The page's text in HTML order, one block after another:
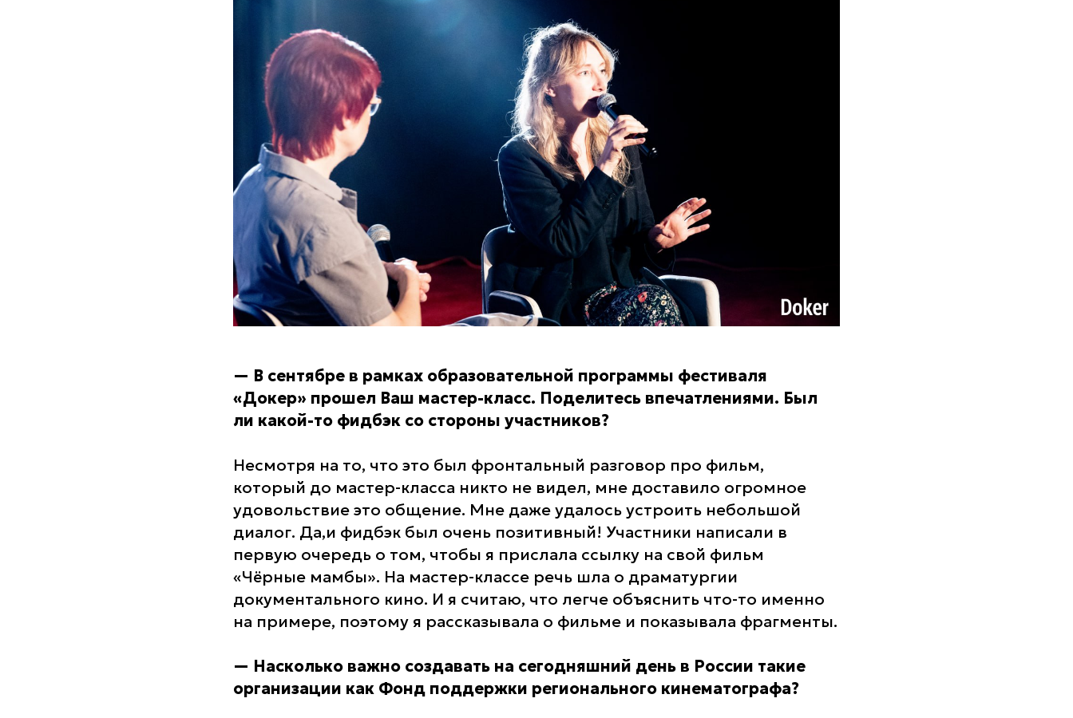
— В сентябре в рамках образовательной программы фестиваля
«Докер» прошел Ваш мастер-класс. Поделитесь впечатлениями. Был
ли какой-то фидбэк со стороны участников?
Несмотря на то, что это был фронтальный разговор про фильм,
который до мастер-класса никто не видел, мне доставило огромное
удовольствие это общение. Мне даже удалось устроить небольшой
диалог. Да,и фидбэк был очень позитивный! Участники написали в
первую очередь о том, чтобы я прислала ссылку на свой фильм
«Чёрные мамбы». На мастер-классе речь шла о драматургии
документального кино. И я считаю, что легче объяснить что-то именно
на примере, поэтому я рассказывала о фильме и показывала фрагменты.
— Насколько важно создавать на сегодняшний день в России такие
организации как Фонд поддержки регионального кинематографа?